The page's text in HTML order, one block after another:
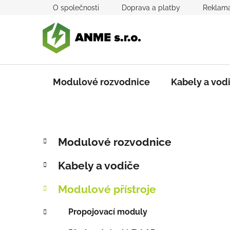
O společnosti Doprava a platby
Modulové rozvodnice Kabely a
P
s
r
n
kategorie
a
e
o
i
Modulové rozvodnice
Kabely a vodiče
Modulové přístroje
Propojovací moduly